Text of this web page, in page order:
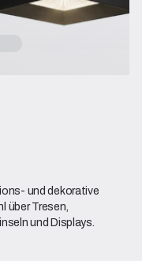
und dekorative
über Tresen,
und Displays.